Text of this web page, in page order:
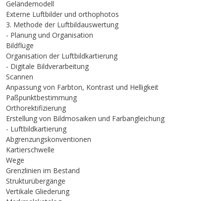
Geländemodell
Externe Luftbilder und orthophotos
3. Methode der Luftbildauswertung
- Planung und Organisation
Bildflüge
Organisation der Luftbildkartierung
- Digitale Bildverarbeitung
Scannen
Anpassung von Farbton, Kontrast und Helligkeit
Paßpunktbestimmung
Orthorektifizierung
Erstellung von Bildmosaiken und Farbangleichung
- Luftbildkartierung
Abgrenzungskonventionen
Kartierschwelle
Wege
Grenzlinien im Bestand
Strukturübergänge
Vertikale Gliederung